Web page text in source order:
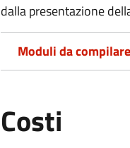
dalla presentazione
Moduli da
Costi